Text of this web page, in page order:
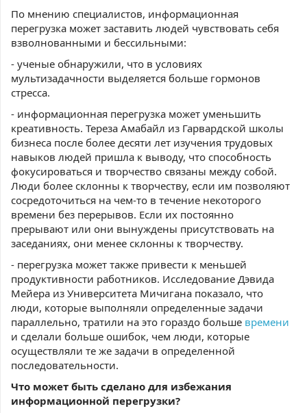
По мнению специалистов, информационная
перегрузка может заставить людей чувствовать себя
взволнованными и бессильными:
- ученые обнаружили, что в условиях
мультизадачности выделяется больше гормонов
стресса.
- информационная перегрузка может уменьшить
креативность. Тереза Амабайл из Гарвардской школы
бизнеса после более десяти лет изучения трудовых
навыков людей пришла к выводу, что способность
фокусироваться и творчество связаны между собой.
Люди более склонны к творчеству, если им позволяют
сосредоточиться на чем-то в течение некоторого
времени без перерывов. Если их постоянно
прерывают или они вынуждены присутствовать на
заседаниях, они менее склонны к творчеству.
- перегрузка может также привести к меньшей
продуктивности работников. Исследование Дэвида
Мейера из Университета Мичигана показало, что
люди, которые выполняли определенные задачи
параллельно, тратили на это гораздо больше времени
и сделали больше ошибок, чем люди, которые
осуществляли те же задачи в определенной
последовательности.
Что может быть сделано для избежания
информационной перегрузки?